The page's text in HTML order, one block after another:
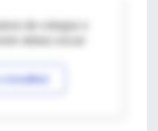
de colegas o
IntraMed